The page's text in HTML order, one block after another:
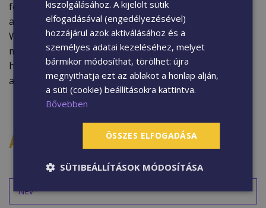
forgalmazott kerítéselem telepítésénél lehet
alkalmazni. A WPC kerítésoszlop tartozéka a szintén
WPC anyagból készült oszlopfedő, ami
megakadályozza, hogy levél, eső vagy más anyagok
hulljanak a nyitott kerítésoszlopba, megőrizve így
az időtállóságát.
AJÁNLATKÉRÉS
kiszolgálásához. A kijelölt sütik
elfogadásával (engedélyezésével)
hozzájárul azok aktiválásához és a
személyes adatai kezeléséhez, melyet
bármikor módosíthat, törölhet: újra
megnyithatja ezt az ablakot a honlap alján,
a süti (cookie) beállításokra kattintva.
Bővebben
ÖSSZES ELFOGADÁSA
SÜTIBEÁLLÍTÁSOK MÓDOSÍTÁSA